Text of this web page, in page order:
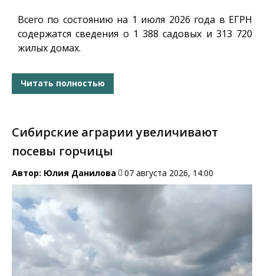
Всего по состоянию на 1 июля 2026 года в ЕГРН
содержатся сведения о 1 388 садовых и 313 720
жилых домах.
Читать полностью
Сибирские аграрии увеличивают
посевы горчицы
Автор: Юлия Данилова 07 августа 2026, 14:00